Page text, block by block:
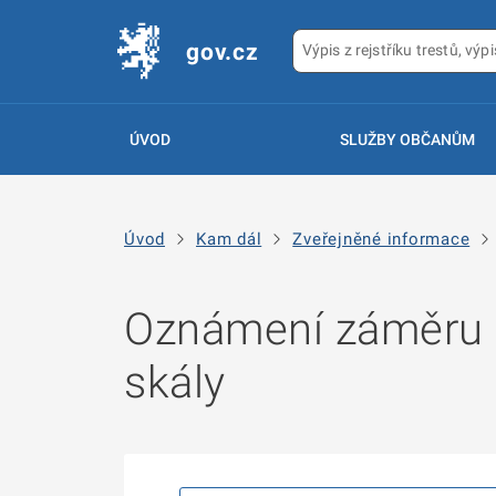
gov.cz
ÚVOD SLUŽBY OBČANŮM
Úvod Kam dál Zveřejněné informace
Oznámení
skály